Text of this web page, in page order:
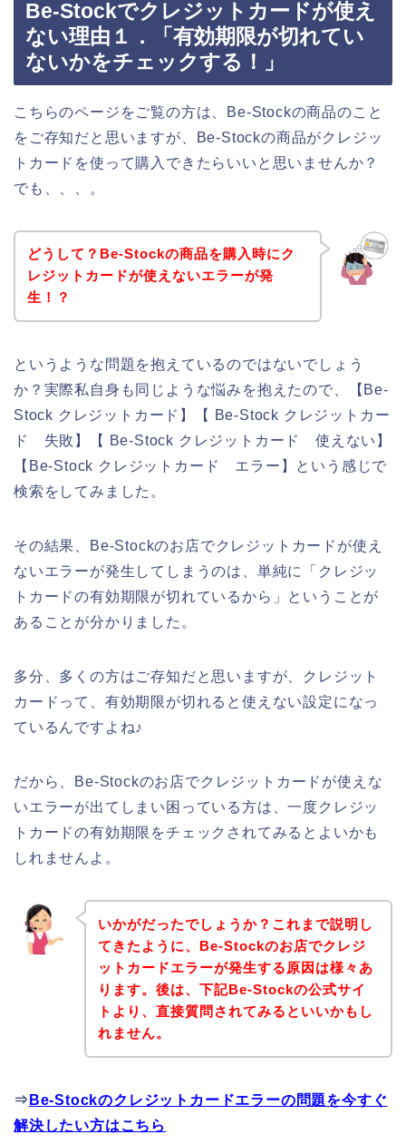
Be-Stockでクレジットカードが使え
ない理由１．「有効期限が切れてい
ないかをチェックする！」
こちらのページをご覧の方は、Be-Stockの商品のこと
をご存知だと思いますが、Be-Stockの商品がクレジッ
トカードを使って購入できたらいいと思いませんか？
でも、、、。
どうして？Be-Stockの商品を購入時にク
レジットカードが使えないエラーが発
生！？
というような問題を抱えているのではないでしょう
か？実際私自身も同じような悩みを抱えたので、【Be-
Stock クレジットカード】【 Be-Stock クレジットカー
ド 失敗】【 Be-Stock クレジットカード 使えない】
【Be-Stock クレジットカード エラー】という感じで
検索をしてみました。
その結果、Be-Stockのお店でクレジットカードが使え
ないエラーが発生してしまうのは、単純に「クレジッ
トカードの有効期限が切れているから」ということが
あることが分かりました。
多分、多くの方はご存知だと思いますが、クレジット
カードって、有効期限が切れると使えない設定になっ
ているんですよね♪
だから、Be-Stockのお店でクレジットカードが使えな
いエラーが出てしまい困っている方は、一度クレジッ
トカードの有効期限をチェックされてみるとよいかも
しれませんよ。
いかがだったでしょうか？これまで説明し
てきたように、Be-Stockのお店でクレジ
ットカードエラーが発生する原因は様々あ
ります。後は、下記Be-Stockの公式サイ
トより、直接質問されてみるといいかもし
れません。
⇒ Be-Stockのクレジットカードエラーの問題を今すぐ
解決したい方はこちら